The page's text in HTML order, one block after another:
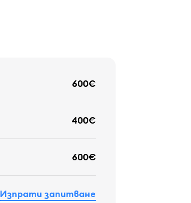
600€
400€
600€
Изпрати запитване